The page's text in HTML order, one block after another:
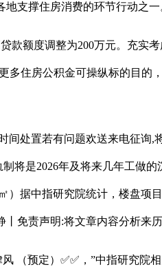
撑住房消费的环节行动之一
额度调整为200万元。充实
住房公积金可操纵标的目
置若有问题欢送来电征询,
将是2026年及将来几年工做
据中指研究院统计，楼盘项
免责声明:将文章内容分析来历
预定）✅✅，”中指研究院相